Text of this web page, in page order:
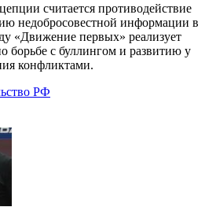
считается противодействие
недобросовестной информации в
«Движение первых» реализует
борьбе с буллингом и развитию у
конфликтами.
РФ